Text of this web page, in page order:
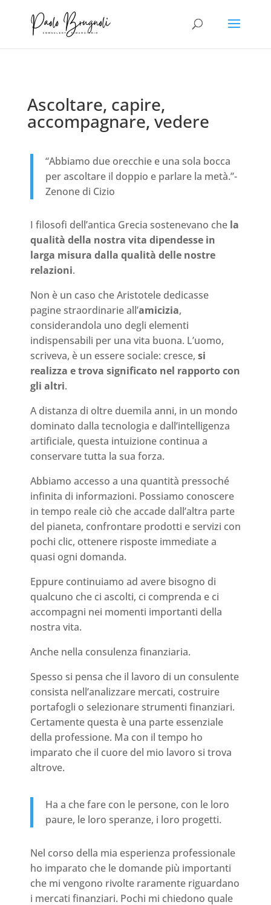
Ascoltare, capire,
accompagnare, vedere
“Abbiamo due orecchie e una sola bocca
per ascoltare il doppio e parlare la metà.”-
Zenone di Cizio
I filosofi dell’antica Grecia sostenevano che la
qualità della nostra vita dipendesse in
larga misura dalla qualità delle nostre
relazioni.
Non è un caso che Aristotele dedicasse
pagine straordinarie all’amicizia,
considerandola uno degli elementi
indispensabili per una vita buona. L’uomo,
scriveva, è un essere sociale: cresce, si
realizza e trova significato nel rapporto con
gli altri.
A distanza di oltre duemila anni, in un mondo
dominato dalla tecnologia e dall’intelligenza
artificiale, questa intuizione continua a
conservare tutta la sua forza.
Abbiamo accesso a una quantità pressoché
infinita di informazioni. Possiamo conoscere
in tempo reale ciò che accade dall’altra parte
del pianeta, confrontare prodotti e servizi con
pochi clic, ottenere risposte immediate a
quasi ogni domanda.
Eppure continuiamo ad avere bisogno di
qualcuno che ci ascolti, ci comprenda e ci
accompagni nei momenti importanti della
nostra vita.
Anche nella consulenza finanziaria.
Spesso si pensa che il lavoro di un consulente
consista nell’analizzare mercati, costruire
portafogli o selezionare strumenti finanziari.
Certamente questa è una parte essenziale
della professione. Ma con il tempo ho
imparato che il cuore del mio lavoro si trova
altrove.
Ha a che fare con le persone, con le loro
paure, le loro speranze, i loro progetti.
Nel corso della mia esperienza professionale
ho imparato che le domande più importanti
che mi vengono rivolte raramente riguardano
i mercati finanziari. Pochi mi chiedono quale